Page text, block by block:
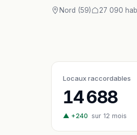
Nord (59) 27 090
Locaux raccordables
14 688
▲ +240 sur 12 mois